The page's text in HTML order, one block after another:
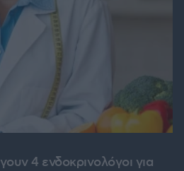
4 ενδοκρινολόγοι για